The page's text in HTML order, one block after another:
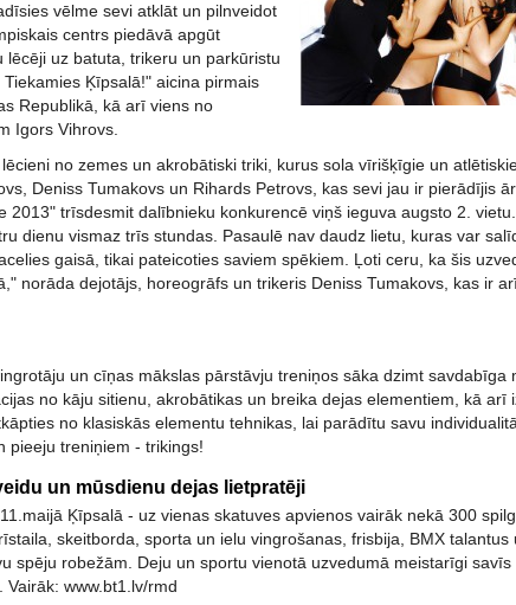
vēlme sevi atklāt un pilnveidot
centrs piedāvā apgūt
uz batuta, trikeru un parkūristu
Ķīpsalā!" aicina pirmais
Republikā, kā arī viens no
Igors Vihrovs.
no zemes un akrobātiski triki, kurus sola vīrišķīgie un
Deniss Tumakovs un Rihards Petrovs, kas sevi jau ir pierādījis
2013" trīsdesmit dalībnieku konkurencē viņš ieguva augsto 2. vietu.
dienu vismaz trīs stundas. Pasaulē nav daudz lietu, kuras var
gaisā, tikai pateicoties saviem spēkiem. Ļoti ceru, ka šis
norāda dejotājs, horeogrāfs un trikeris Deniss Tumakovs, kas ir
un cīņas mākslas pārstāvju treniņos sāka dzimt savdabīga
no kāju sitienu, akrobātikas un breika dejas elementiem, kā arī
no klasiskās elementu tehnikas, lai parādītu savu
pieeju treniņiem - trikings!
un mūsdienu dejas lietpratēji
Ķīpsalā - uz vienas skatuves apvienos vairāk nekā 300
skeitborda, sporta un ielu vingrošanas, frisbija, BMX talantus
spēju robežām. Deju un sportu vienotā uzvedumā meistarīgi
www.bt1.lv/rmd